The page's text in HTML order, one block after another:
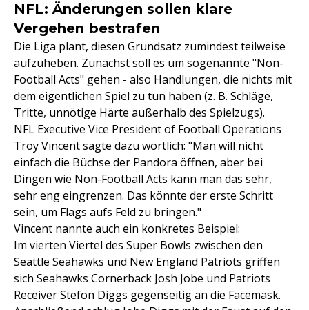
NFL: Änderungen sollen klare
Vergehen bestrafen
Die Liga plant, diesen Grundsatz zumindest teilweise
aufzuheben. Zunächst soll es um sogenannte "Non-
Football Acts" gehen - also Handlungen, die nichts mit
dem eigentlichen Spiel zu tun haben (z. B. Schläge,
Tritte, unnötige Härte außerhalb des Spielzugs).
NFL Executive Vice President of Football Operations
Troy Vincent sagte dazu wörtlich: "Man will nicht
einfach die Büchse der Pandora öffnen, aber bei
Dingen wie Non-Football Acts kann man das sehr,
sehr eng eingrenzen. Das könnte der erste Schritt
sein, um Flags aufs Feld zu bringen."
Vincent nannte auch ein konkretes Beispiel:
Im vierten Viertel des Super Bowls zwischen den
Seattle Seahawks und New England Patriots griffen
sich Seahawks Cornerback Josh Jobe und Patriots
Receiver Stefon Diggs gegenseitig an die Facemask.